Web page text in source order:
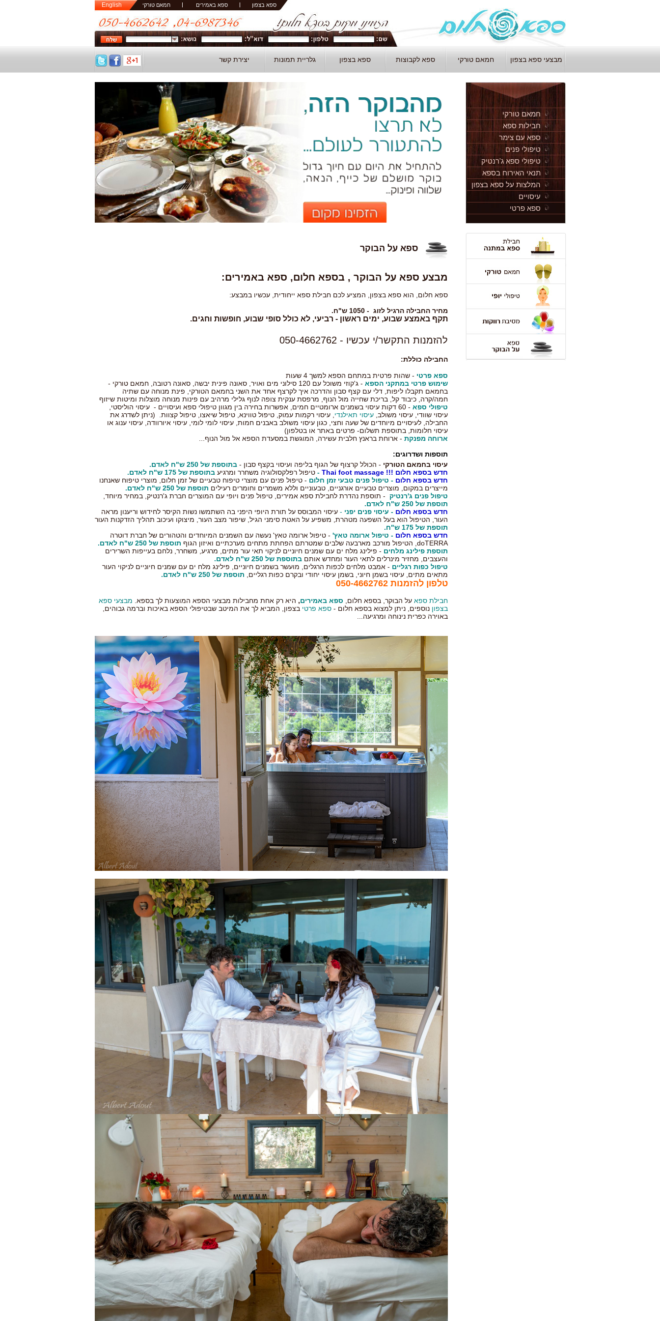
English ספא בצפון ספא באמירים חמאם טורקי
מבצעי ספא בצפון חמאם טורקי ספא לקבוצות ספא בצפון גלריית תמונות יצירת קשר
חמאם טורקי
חבילות ספא
ספא עם צימר
טיפולי פנים
טיפולי ספא ג'רנטיק
תנאי האירוח בספא
חלום
המלצות על ספא בצפון
עיסויים
ספא פרטי
ספא מומלץ בצפון
ספא אמירים
מאמרים ספא
צרו איתנו קשר
ספא על הבוקר
מבצע ספא על הבוקר , בספא חלום, ספא באמירים:
ספא חלום, הוא ספא בצפון, המציע לכם חבילת ספא ייחודית, עכשיו במבצע:
מחיר החבילה הרגיל לזוג - 1050 ש"ח.
תקף באמצע שבוע, ימים ראשון - רביעי, לא כולל סופי שבוע, חופשות וחגים.
להזמנות התקשר/י עכשיו - 050-4662762
החבילה כוללת:
ספא פרטי - שהות פרטית במתחם הספא למשך 4 שעות
שימוש פרטי במתקני הספא
- ג'קוזי משוכל עם 120 סילוני מים ואויר, סאונה פינית יבשה, סאונה רטובה, חמאם טורקי -
בחמאם תקבלו ליפות, דלי עם קצף סבון והדרכה איך לקרצף אחד את השני בחמאם הטורקי, פינת מנוחה עם שתיה
חמה/קרה, כיבוד קל, בריכת שחייה מול הנוף, מרפסת ענקית צופה לנוף גלילי מרהיב עם פינות מנוחה מוצלות ומיטות שיזוף
טיפולי ספא
- 60 דקות עיסוי בשמנים ארומטיים חמים, אפשרות בחירה בין מגוון טיפולי ספא ועיסויים - עיסוי הוליסטי,
עיסוי שוודי, עיסוי משולב,עיסוי תאילנדי , עיסוי רקמות עמוק, טיפול טווינא, טיפול שיאצו, טיפול קצוות. (ניתן לשדרג את
החבילה, לעיסויים מיוחדים של שעה וחצי, כגון עיסוי משולב באבנים חמות, עיסוי לומי לומי, עיסוי איורוודה, עיסוי ענוג או
עיסוי חלומות, בתוספת תשלום- פרטים באתר או בטלפון)
ארוחה מפנקת - ארוחת בראנץ חלבית עשירה, המוגשת במסעדת הספא אל מול הנוף...
תוספות ושדרוגים:
עיסוי בחמאם הטורקי - הכולל קרצוף של הגוף בליפה ועיסוי בקצף סבון -בתוספת של 250 ש"ח לאדם.
חדש בספא חלום !!! Thai foot massage
- טיפול רפלקסולוגיה משחרר ומרגיעבתוספת של 175 ש"ח לאדם.
חדש בספא חלום - טיפול פנים טבעי זמן חלום - טיפול פנים עם מוצרי טיפוח טבעיים של זמן חלום, מוצרי טיפוח שאנחנו
מייצרים במקום, מוצרים טבעיים אורגניים, טבעוניים וללא משמרים וחומרים רעילים תוספת של 250 ש"ח לאדם.
טיפול פנים ג'רנטיק - תוספת נהדרת לחבילת ספא אמירים, טיפול פנים ויופי עם המוצרים חברת ג'רנטיק, במחיר מיוחד,
תוספת של 250 ש"ח לאדם.
חדש בספא חלום - עיסוי פנים יפני -עיסוי המבוסס על תורת היופי היפני בה השתמשו נשות הקיסר לחידוש וריענון מראה
העור, הטיפול הוא בעל השפעה מטהרת, משפיע על האטת סימני הגיל, שיפור מצב העור, מיצוקו ועיכוב תהליך הזדקנות העור
תוספת של 175 ש"ח.
חדש בספא חלום - טיפול ארומה טאץ' - טיפול ארומה טאץ' נעשה עם השמנים המיוחדים והטהורים של חברת דוטרה
doTERRA, הטיפול מורכב מארבעה שלבים שמטרתם הפחתת מתחים מערכתיים ואיזון הגוף
תוספת של 250 ש"ח לאדם.
תוספת פילינג מלחים - פילינג מלח ים עם שמנים חיוניים לניקוי תאי עור מתים, מרגיע, משחרר, נלחם בעייפות השרירים
והעצבים, מחזיר מינרלים לתאי העור ומחדש אותםבתוספת של 250 ש"ח לאדם.
טיפול כפות רגליים - אמבט מלחים לכפות הרגלים, מועשר בשמנים חיוניים, פילינג מלח ים עם שמנים חיוניים לניקוי העור
מתאים מתים, עיסוי בשמן חיוני, בשמן עיסוי יחודי ובקרם כפות רגליים,
תוספת של 250 ש"ח לאדם.
טלפון להזמנות 050-4662762
חבילת ספא על הבוקר, בספא חלום, ספא באמירים, היא רק אחת מחבילות מבצעי הספא המוצעות לך בספא. מבצעי ספא
בצפון נוספים, ניתן למצוא בספא חלום -ספא פרטי בצפון, המביא לך את המיטב שבטיפולי הספא באיכות וברמה גבוהים,
באוירה כפרית נינוחה ומרגיעה...